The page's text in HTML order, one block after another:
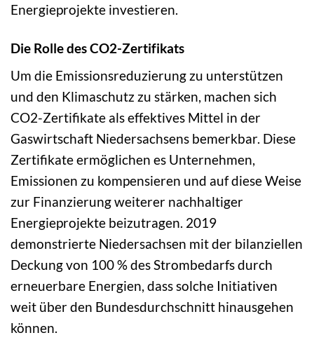
Energieprojekte investieren.
Die Rolle des CO2-Zertifikats
Um die Emissionsreduzierung zu unterstützen
und den Klimaschutz zu stärken, machen sich
CO2-Zertifikate als effektives Mittel in der
Gaswirtschaft Niedersachsens bemerkbar. Diese
Zertifikate ermöglichen es Unternehmen,
Emissionen zu kompensieren und auf diese Weise
zur Finanzierung weiterer nachhaltiger
Energieprojekte beizutragen. 2019
demonstrierte Niedersachsen mit der bilanziellen
Deckung von 100 % des Strombedarfs durch
erneuerbare Energien, dass solche Initiativen
weit über den Bundesdurchschnitt hinausgehen
können.